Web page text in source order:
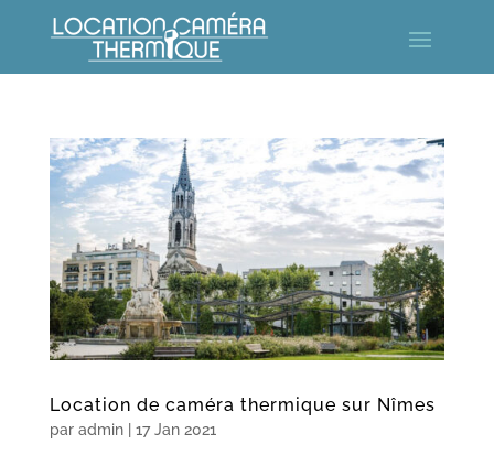
Location de caméra thermique sur Nîmes
par admin| 17 Jan 2021